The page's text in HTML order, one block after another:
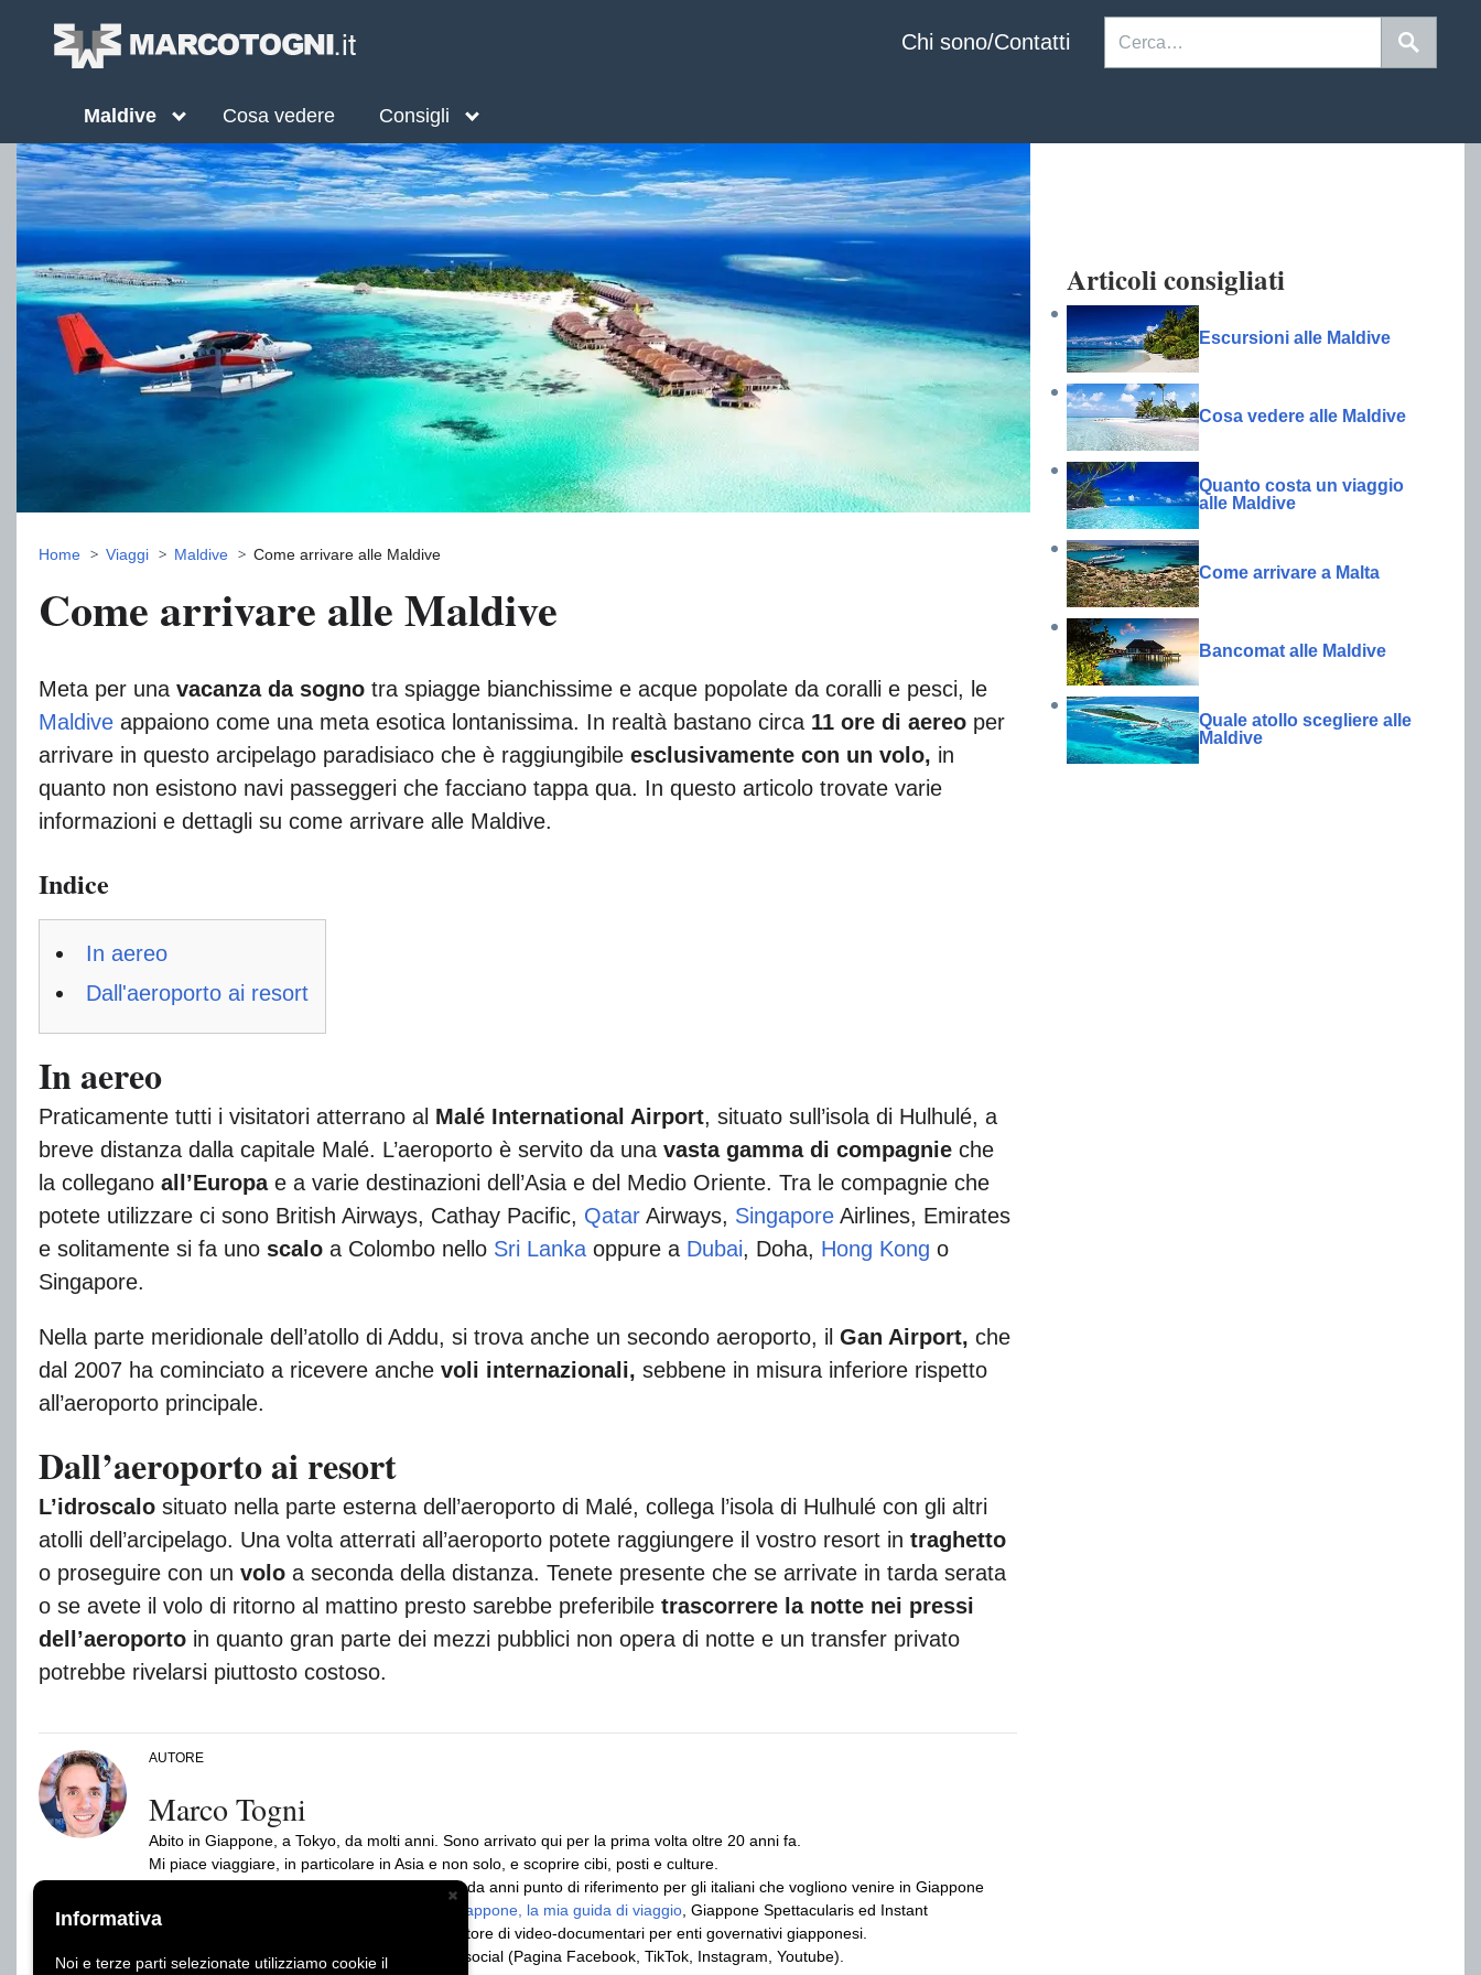
Chi sono/Contatti
Maldive Cosa vedere Consigli
Articoli consigliati
Escursioni alle Maldive
Cosa vedere alle Maldive
Quanto costa un viaggio
alle Maldive
Come arrivare a Malta
Bancomat alle Maldive
Quale atollo scegliere alle
Maldive
Home Viaggi Maldive Come arrivare alle Maldive
Come arrivare alle Maldive
Meta per una vacanza da sogno tra spiagge bianchissime e acque popolate da coralli e pesci, le
Maldive appaiono come una meta esotica lontanissima. In realtà bastano circa 11 ore di aereo per
arrivare in questo arcipelago paradisiaco che è raggiungibile esclusivamente con un volo, in
quanto non esistono navi passeggeri che facciano tappa qua. In questo articolo trovate varie
informazioni e dettagli su come arrivare alle Maldive.
Indice
In aereo
Dall'aeroporto ai resort
In aereo
Praticamente tutti i visitatori atterrano al Malé International Airport, situato sull’isola di Hulhulé, a
breve distanza dalla capitale Malé. L’aeroporto è servito da una vasta gamma di compagnie che
la collegano all’Europae a varie destinazioni dell’Asia e del Medio Oriente. Tra le compagnie che
potete utilizzare ci sono British Airways, Cathay Pacific, Qatar Airways, Singapore Airlines, Emirates
e solitamente si fa uno scalo a Colombo nello Sri Lanka oppure a Dubai, Doha, Hong Kong o
Singapore.
Nella parte meridionale dell’atollo di Addu, si trova anche un secondo aeroporto, il Gan Airport, che
dal 2007 ha cominciato a ricevere anche voli internazionali, sebbene in misura inferiore rispetto
all’aeroporto principale.
Dall’aeroporto ai resort
L’idroscalo situato nella parte esterna dell’aeroporto di Malé, collega l’isola di Hulhulé con gli altri
atolli dell’arcipelago. Una volta atterrati all’aeroporto potete raggiungere il vostro resort in traghetto
o proseguire con un volo a seconda della distanza. Tenete presente che se arrivate in tarda serata
o se avete il volo di ritorno al mattino presto sarebbe preferibile trascorrere la notte nei pressi
dell’aeroporto in quanto gran parte dei mezzi pubblici non opera di notte e un transfer privato
potrebbe rivelarsi piuttosto costoso.
AUTORE
Marco Togni
Abito in Giappone, a Tokyo, da molti anni. Sono arrivato qui per la prima volta oltre 20 anni fa.
Mi piace viaggiare, in particolare in Asia e non solo, e scoprire cibi, posti e culture.
Fondatore di GiappoTour e GiappoLife. Sono da anni punto di riferimento per gli italiani che vogliono venire in Giappone
Giappone, la mia guida di viaggio , Giappone Spettacularis ed Instant
Giapponese (ed.Gribaudo/Feltrinelli) e produttore di video-documentari per enti governativi giapponesi.
Seguito da più di 2 milioni di persone sui vari social (Pagina Facebook, TikTok, Instagram, Youtube).
Informativa
Noi e terze parti selezionate utilizziamo cookie il